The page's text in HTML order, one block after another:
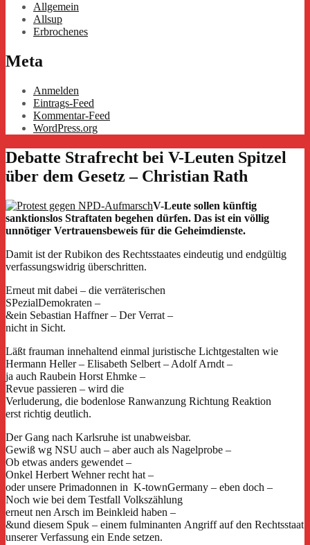
Allgemein
Allsup
Erbrochenes
Meta
Anmelden
Eintrags-Feed
Kommentar-Feed
WordPress.org
Debatte Strafrecht bei V-Leuten Spitzel
über dem Gesetz – Christian Rath
V-Leute sollen künftig
sanktionslos Straftaten begehen dürfen. Das ist ein völlig
unnötiger Vertrauensbeweis für die Geheimdienste.
Damit ist der Rubikon des Rechtsstaates eindeutig und endgültig
verfassungswidrig überschritten.
Erneut mit dabei – die verräterischen
SPezialDemokraten –
&ein Sebastian Haffner – Der Verrat –
nicht in Sicht.
Läßt frauman innehaltend einmal juristische Lichtgestalten wie
Hermann Heller – Elisabeth Selbert – Adolf Arndt –
ja auch Raubein Horst Ehmke –
Revue passieren – wird die
Verluderung, die bodenlose Ranwanzung Richtung Reaktion
erst richtig deutlich.
Der Gang nach Karlsruhe ist unabweisbar.
Gewiß wg NSU auch – aber auch als Nagelprobe –
Ob etwas anders gewendet –
Onkel Herbert Wehner recht hat –
oder unsere Primadonnen in K-townGermany – eben doch –
Noch wie bei dem Testfall Volkszählung
erneut nen Arsch im Beinkleid haben –
&und diesem Spuk – einem fulminanten Angriff auf den Rechtsstaat
unserer Verfassung ein Ende setzen.